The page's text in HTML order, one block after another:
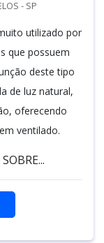
- SP
utilizado por
que possuem
deste tipo
de luz natural,
oferecendo
ventilado.